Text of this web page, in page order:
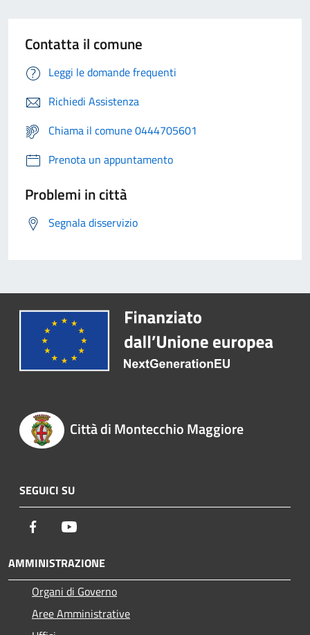
Contatta il comune
Leggi le domande frequenti
Richiedi Assistenza
Chiama il comune 0444705601
Prenota un appuntamento
Problemi in città
Segnala disservizio
Città di Montecchio Maggiore
SEGUICI SU
Facebook
AMMINISTRAZIONE
Organi di Governo
Aree Amministrative